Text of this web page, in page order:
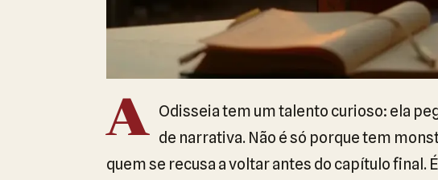
A Odisseia tem um talento curioso: ela
de narrativa. Não é só porque tem
quem se recusa a voltar antes do capítulo final.